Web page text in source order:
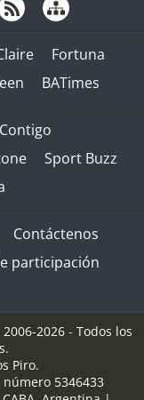
Fortuna
BATimes
Contigo
Sport Buzz
Contáctenos
participación
2026 - Todos los
Piro.
5346433